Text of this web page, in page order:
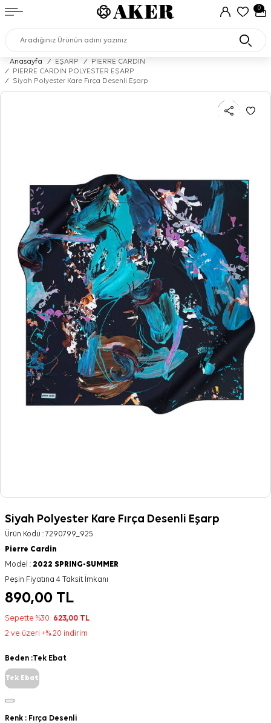
0
Anasayfa / EŞARP /
PIERRE CARDIN
/
PIERRE CARDIN POLYESTER EŞARP
/
Siyah Polyester Kare Fırça Desenli Eşarp
Siyah Polyester Kare Fırça Desenli Eşarp
Ürün Kodu :7290799_925
Pierre Cardin
Model : 2022 SPRING-SUMMER
Peşin Fiyatına 4 Taksit İmkanı
890,00 TL
Sepette %30 623,00 TL
2 ve üzeri +% 20 indirim
Beden :Tek Ebat
Tek Ebat
Renk : Fırça Desenli